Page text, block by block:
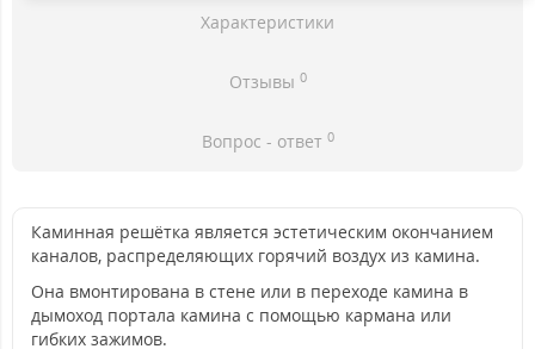
Характеристики
Отзывы 0
Вопрос - ответ 0
Каминная решётка является эстетическим окончанием
каналов, распределяющих горячий воздух из камина.
Она вмонтирована в стене или в переходе камина в
дымоход портала камина с помощью кармана или
гибких зажимов.